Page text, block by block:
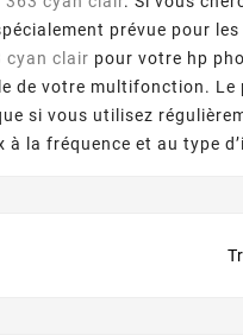
prévue pour
cyan clair pour votre hp
votre multifonction. Le
si vous utilisez
la fréquence et au type